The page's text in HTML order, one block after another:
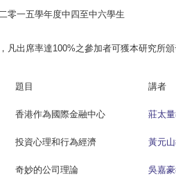
零一五學年度中四至中六學生
凡出席率達100%之參加者可獲本研究所
題目 講者
香港作為國際金融中心 莊太
投資心理和行為經濟 黃元
奇妙的公司理論 吳嘉